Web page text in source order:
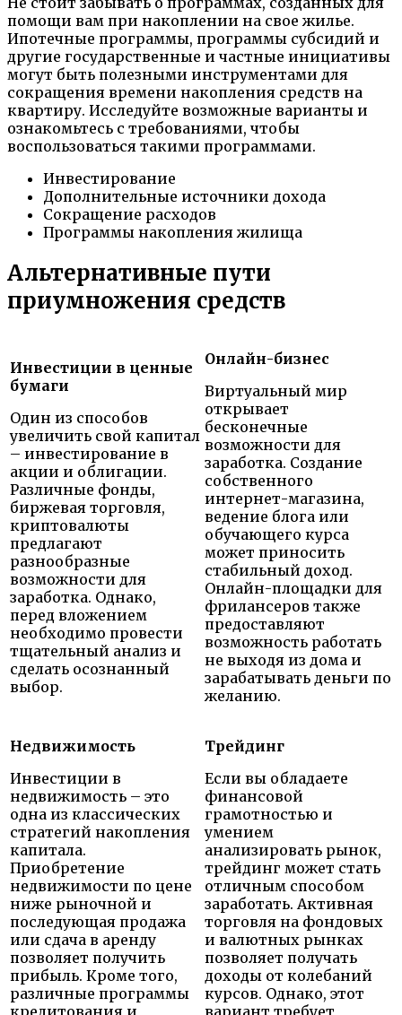
помощи вам при накоплении на свое жилье.
Ипотечные программы, программы субсидий и
другие государственные и частные инициативы
могут быть полезными инструментами для
сокращения времени накопления средств на
квартиру. Исследуйте возможные варианты и
ознакомьтесь с требованиями, чтобы
воспользоваться такими программами.
Инвестирование
Дополнительные источники дохода
Сокращение расходов
Программы накопления жилища
Альтернативные пути
приумножения средств
Инвестиции в ценные
бумаги
Один из способов
увеличить свой капитал
– инвестирование в
акции и облигации.
Различные фонды,
биржевая торговля,
криптовалюты
предлагают
разнообразные
возможности для
заработка. Однако,
перед вложением
необходимо провести
тщательный анализ и
сделать осознанный
выбор.
Онлайн-бизнес
Виртуальный мир
открывает
бесконечные
возможности для
заработка. Создание
собственного
интернет-магазина,
ведение блога или
обучающего курса
может приносить
стабильный доход.
Онлайн-площадки для
фрилансеров также
предоставляют
возможность работать
не выходя из дома и
зарабатывать деньги по
желанию.
Недвижимость
Инвестиции в
недвижимость – это
одна из классических
стратегий накопления
капитала.
Приобретение
недвижимости по цене
ниже рыночной и
последующая продажа
или сдача в аренду
позволяет получить
прибыль. Кроме того,
различные программы
Трейдинг
Если вы обладаете
финансовой
грамотностью и
умением
анализировать рынок,
трейдинг может стать
отличным способом
заработать. Активная
торговля на фондовых
и валютных рынках
позволяет получать
доходы от колебаний
курсов. Однако, этот